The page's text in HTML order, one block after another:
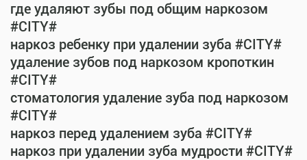
где удаляют зубы под общим наркозом
#CITY#
наркоз ребенку при удалении зуба #CITY#
удаление зубов под наркозом кропоткин
#CITY#
стоматология удаление зуба под наркозом
#CITY#
наркоз перед удалением зуба #CITY#
наркоз при удалении зуба мудрости #CITY#